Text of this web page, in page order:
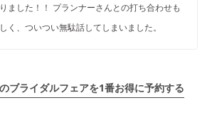
ました！！ プランナーさんとの打ち合わせも
く、ついつい無駄話してしまいました。
のブライダルフェアを1番お得に予約する